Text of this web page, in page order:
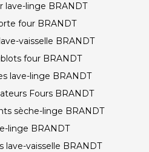
lave-linge BRANDT
four BRANDT
vaisselle BRANDT
four BRANDT
lave-linge BRANDT
Fours BRANDT
sèche-linge BRANDT
linge BRANDT
lave-vaisselle BRANDT